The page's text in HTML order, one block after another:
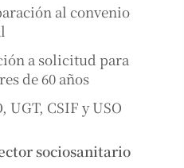
al convenio
a solicitud para
de 60 años
UGT, CSIF y USO
sociosanitario